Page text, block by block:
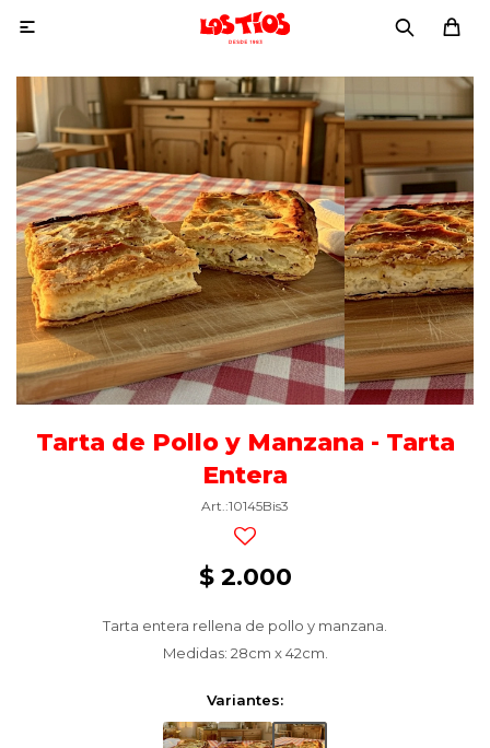

Tarta de Pollo y Manzana - Tarta
Entera
10145Bis3
$ 2.000
Tarta entera rellena de pollo y manzana.
Medidas: 28cm x 42cm.
Variantes: